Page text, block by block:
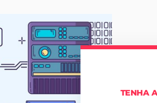
TENHA